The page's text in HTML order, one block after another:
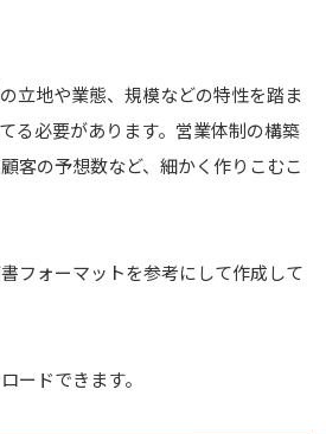
立地や業態、規模などの特性を踏ま
る必要があります。営業体制の構築
客の予想数など、細かく作りこむこ
フォーマットを参考にして作成して
ードできます。